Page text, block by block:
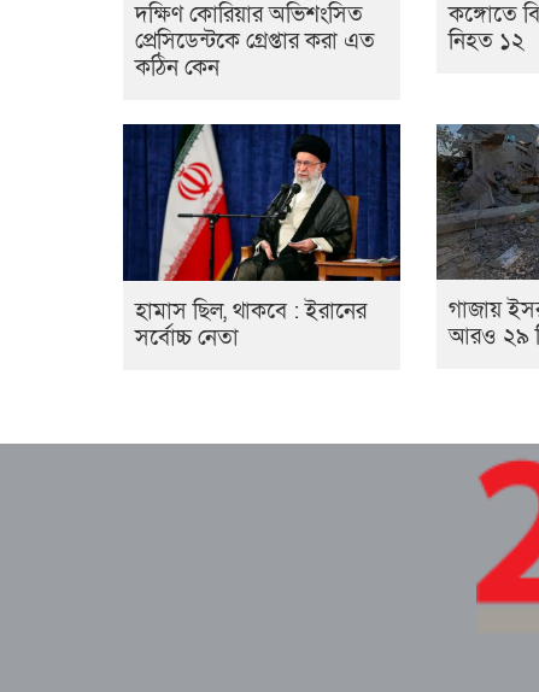
দক্ষিণ কোরিয়ার অভিশংসিত
প্রেসিডেন্টকে গ্রেপ্তার করা এত
কঠিন কেন
কঙ্গোতে
নিহত ১২
হামাস ছিল, থাকবে : ইরানের
সর্বোচ্চ নেতা
গাজায়
আরও ২৯